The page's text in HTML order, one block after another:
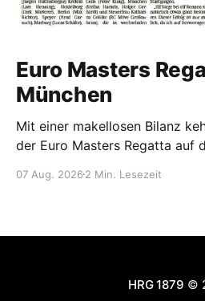
Euro Masters
München
Mit einer makellosen Bilanz
der Euro Masters Regatta auf
errang er 11 Siege und blieb
Regattatag gewann Frank
07 Aug. 2026 2 Min. Lesezeit
HRG 1879 ©